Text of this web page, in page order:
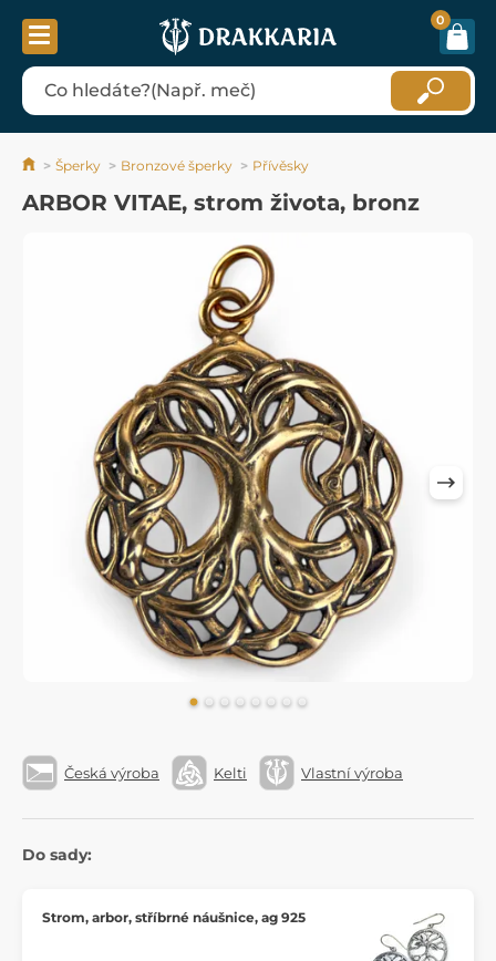
0
Šperky Bronzové šperky Přívěsky
ARBOR VITAE, strom života, bronz
Česká výroba Kelti Vlastní výroba
Do sady:
Strom, arbor, stříbrné náušnice, ag 925